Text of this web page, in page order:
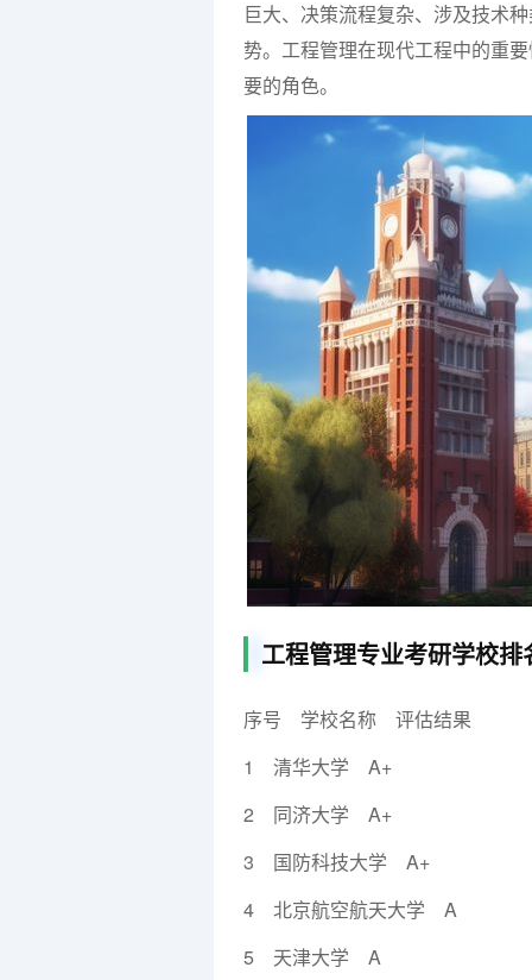
巨大、决策流程复杂、涉及技术
势。工程管理在现代工程中的重
要的角色。
工程管理专业考研学校排
序号 学校名称 评估结果
1 清华大学 A+
2 同济大学 A+
3 国防科技大学 A+
4 北京航空航天大学 A
5 天津大学 A